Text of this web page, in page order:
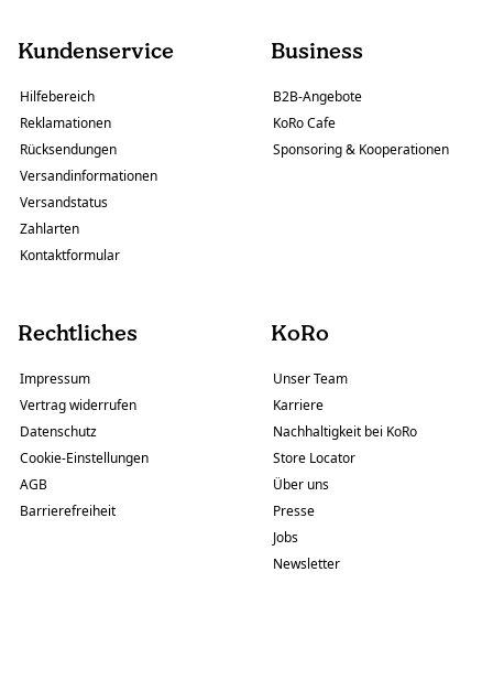
Kundenservice
Hilfebereich
Reklamationen
Rücksendungen
Versandinformationen
Versandstatus
Zahlarten
Kontaktformular
Business
B2B-Angebote
KoRo Cafe
Sponsoring & Kooperationen
Rechtliches
Impressum
Vertrag widerrufen
Datenschutz
Cookie-Einstellungen
AGB
Barrierefreiheit
KoRo
Unser Team
Karriere
Nachhaltigkeit bei KoRo
Store Locator
Über uns
Presse
Jobs
Newsletter